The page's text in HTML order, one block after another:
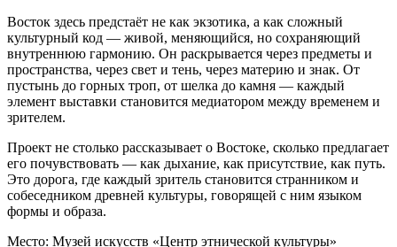
Восток здесь предстаёт не как экзотика, а как сложный
культурный код — живой, меняющийся, но сохраняющий
внутреннюю гармонию. Он раскрывается через предметы и
пространства, через свет и тень, через материю и знак. От
пустынь до горных троп, от шелка до камня — каждый
элемент выставки становится медиатором между временем и
зрителем.
Проект не столько рассказывает о Востоке, сколько предлагает
его почувствовать — как дыхание, как присутствие, как путь.
Это дорога, где каждый зритель становится странником и
собеседником древней культуры, говорящей с ним языком
формы и образа.
Место: Музей искусств «Центр этнической культуры»